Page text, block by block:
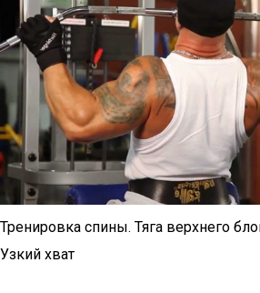
Тренировка спины. Тяга верхнего
Узкий хват